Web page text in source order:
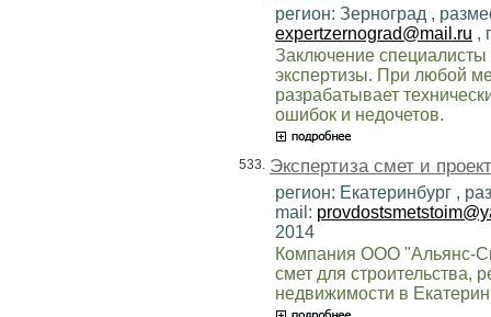
регион: Зерноград ,
expertzernograd@mail.ru ,
Заключение
экспертизы. При любой
разрабатывает
ошибок и недочетов.
533. Экспертиза смет и
регион: Екатеринбург ,
mail:
2014
Компания ООО "Альянс-
смет для строительства,
недвижимости в